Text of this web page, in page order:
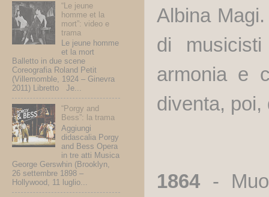
Albina
di
armonia e
diventa, poi,
1864 -
“Le jeune
homme et la
mort”: video e
trama
Le jeune homme
et la mort
Balletto in due scene
Coreografia Roland Petit
(Villemomble, 1924 – Ginevra
2011) Libretto Je...
“Porgy and
Bess”: la trama
Aggiungi
didascalia Porgy
and Bess Opera
in tre atti Musica
George Gerswhin (Brooklyn,
26 settembre 1898 –
Hollywood, 11 luglio...